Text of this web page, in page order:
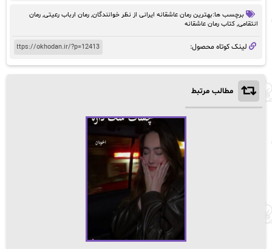
برچسب ها:بهترین رمان عاشقانه ایرانی از نظر خوانندگان, رمان ارباب رعیتی, رمان
انتقامی, کتاب رمان عاشقانه
لینک کوتاه محصول:
مطالب مرتبط